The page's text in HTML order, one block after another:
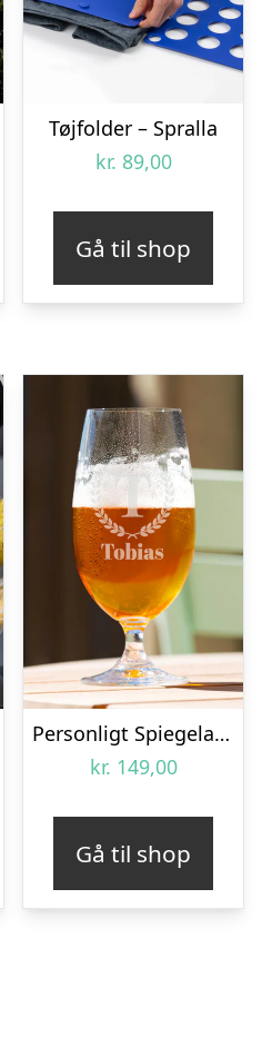
Tøjfolder – Spralla
kr. 89,00
Gå til shop
Personligt Spiegelau Ølglas med Gravering – Bogstav, Navn & Krans
kr. 149,00
Gå til shop